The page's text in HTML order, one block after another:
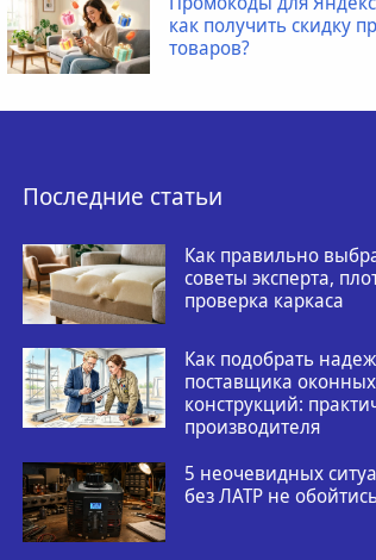
как получить скидку
товаров?
Последние статьи
Как правильно
советы эксперта,
проверка каркаса
Как подобрать
поставщика оконных
конструкций:
производителя
5 неочевидных
без ЛАТР не